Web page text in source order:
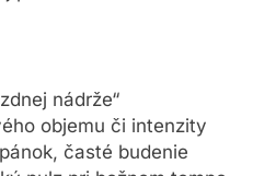
nádrže“
objemu či intenzity
časté budenie